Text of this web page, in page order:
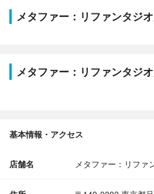
メタファー：リファンタジ
メタファー：リファンタジ
基本情報・アクセス
店舗名 メタファー：リファ